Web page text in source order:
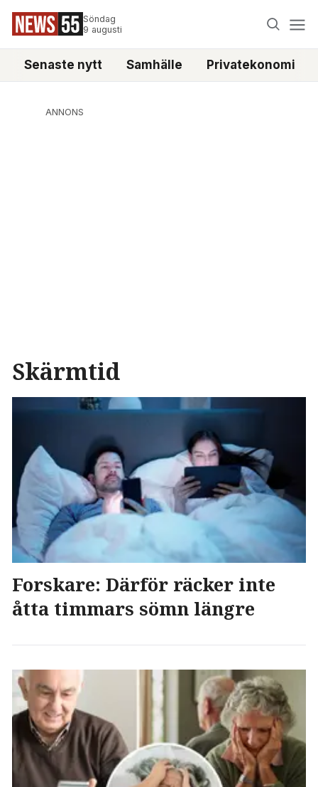
Söndag
9 augusti
Senaste nytt Samhälle Privatekonomi
ANNONS
Skärmtid
Forskare: Därför räcker inte
åtta timmars sömn längre